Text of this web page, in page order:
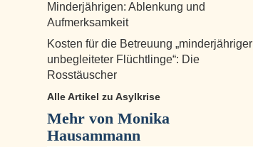
Minderjährigen: Ablenkung und
Aufmerksamkeit
Kosten für die Betreuung „minderjähriger
unbegleiteter Flüchtlinge“: Die
Rosstäuscher
Alle Artikel zu Asylkrise
Mehr von Monika
Hausammann